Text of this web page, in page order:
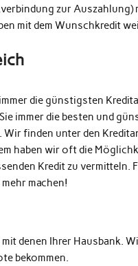
zur
mit dem Wunschkredit
die günstigsten
immer die besten und
finden unter den
haben wir oft die
Kredit zu vermitteln.
machen!
denen Ihrer Hausbank.
bekommen.